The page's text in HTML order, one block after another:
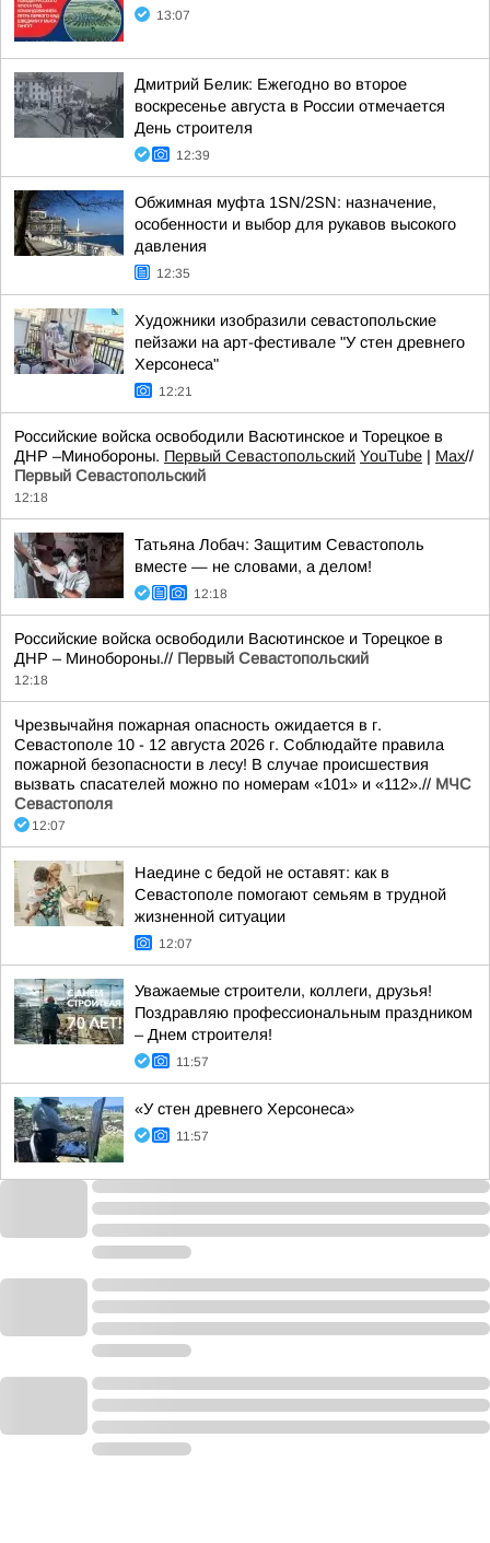
13:07
Дмитрий Белик: Ежегодно во второе
воскресенье августа в России отмечается
День строителя
12:39
Обжимная муфта 1SN/2SN: назначение,
особенности и выбор для рукавов высокого
давления
12:35
Художники изобразили севастопольские
пейзажи на арт-фестивале "У стен древнего
Херсонеса"
12:21
Российские войска освободили Васютинское и Торецкое в
ДНР –Минобороны. Первый Севастопольский YouTube | Max//
Первый Севастопольский
12:18
Татьяна Лобач: Защитим Севастополь
вместе — не словами, а делом!
12:18
Российские войска освободили Васютинское и Торецкое в
ДНР – Минобороны.// Первый Севастопольский
12:18
Чрезвычайня пожарная опасность ожидается в г.
Севастополе 10 - 12 августа 2026 г. Соблюдайте правила
пожарной безопасности в лесу! В случае происшествия
вызвать спасателей можно по номерам «101» и «112».// МЧС
Севастополя
12:07
Наедине с бедой не оставят: как в
Севастополе помогают семьям в трудной
жизненной ситуации
12:07
Уважаемые строители, коллеги, друзья!
Поздравляю профессиональным праздником
– Днем строителя!
11:57
«У стен древнего Херсонеса»
11:57